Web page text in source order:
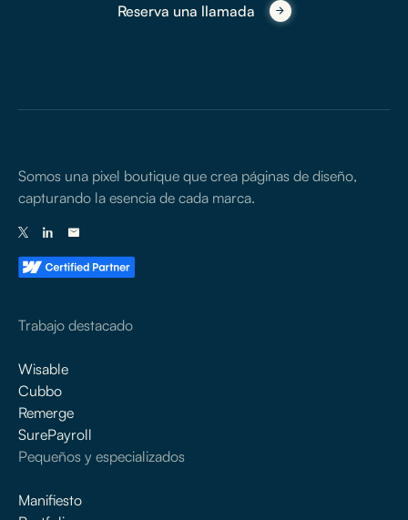
Reserva una llamada
Somos una pixel boutique que crea páginas de diseño,
capturando la esencia de cada marca.
Trabajo destacado
Wisable
Cubbo
Remerge
SurePayroll
Pequeños y especializados
Manifiesto